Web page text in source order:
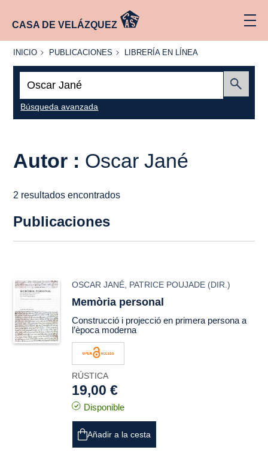
CASA DE VELÁZQUEZ
INICIO
INICIO PUBLICACIONES
PUBLICACIONES
LIBRERÍA
LÍNEA
LIBRERÍA EN LÍNEA
Búsqueda avanzada
Autor : Oscar Jané
2 resultados encontrados
Publicaciones
OSCAR JANÉ PATRICE POUJADE (DIR.)
Memòria personal
Construcció i projecció en primera persona a
l’època moderna
RÚSTICA
19,00 €
Disponible
Añadir a la cesta